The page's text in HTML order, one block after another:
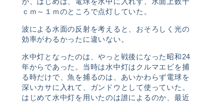
ｃｍ～１ｍのところで点灯していた。
波による水面の反射を考えると、おそろしく光の
効率がわるかったに違いない。
水中灯となったのは、やっと戦後になった昭和24
年からであった。当時は水中灯はクルマエビを捕
る時だけで、魚を捕るのは、あいかわらず電球を
深いカサに入れて、ガンドウとして使っていた。
はじめて水中灯を用いたのは誰によるのか、最近